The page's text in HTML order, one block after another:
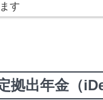
す
拠出年金（